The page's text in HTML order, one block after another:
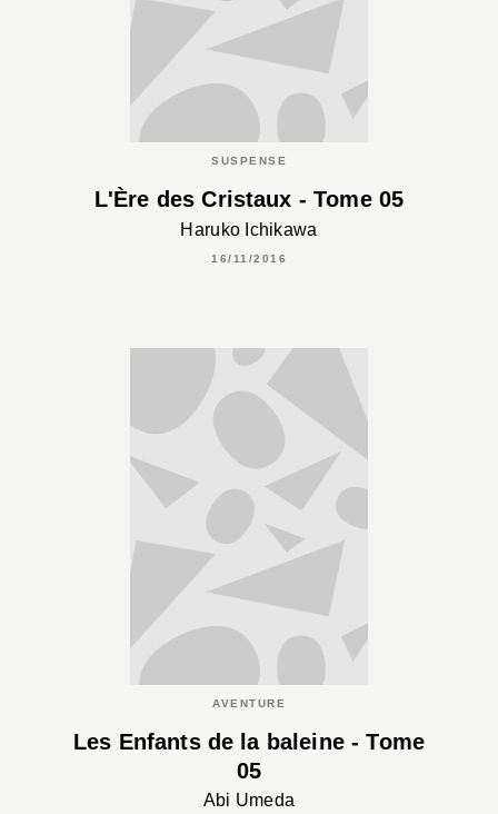
SUSPENSE
L'Ère des Cristaux - Tome 05
Haruko Ichikawa
16/11/2016
AVENTURE
Les Enfants de la baleine - Tome
05
Abi Umeda